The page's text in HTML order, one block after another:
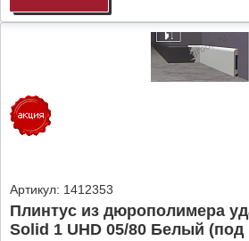
Артикул: 1412353
Плинтус из дюрополимера
Solid 1 UHD 05/80 Белый (под